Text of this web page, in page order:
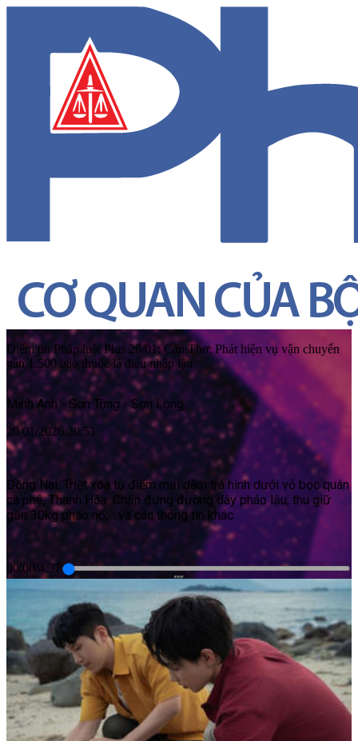
Điểm tin Pháp luật Plus 20/01: Cần Thơ: Phát hiện vụ vận chuyển
gần 1.500 bao thuốc lá điếu nhập lậu
Minh Anh - Sơn Tùng - Sơn Long
20/01/2026 20:51
Đồng Nai: Triệt xóa tụ điểm mại dâm trá hình dưới vỏ bọc quán
cà phê; Thanh Hóa: Chặn đứng đường dây pháo lậu, thu giữ
gần 30kg pháo nổ;... và các thông tin khác.
00:00 4:37